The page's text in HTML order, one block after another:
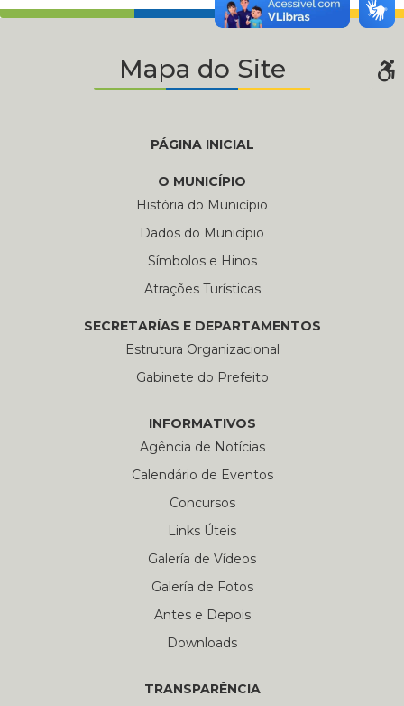
Mapa do Site
PÁGINA INICIAL
O MUNICÍPIO
História do Município
Dados do Município
Símbolos e Hinos
Atrações Turísticas
SECRETARÍAS E DEPARTAMENTOS
Estrutura Organizacional
Gabinete do Prefeito
INFORMATIVOS
Agência de Notícias
Calendário de Eventos
Concursos
Links Úteis
Galería de Vídeos
Galería de Fotos
Antes e Depois
Downloads
TRANSPARÊNCIA